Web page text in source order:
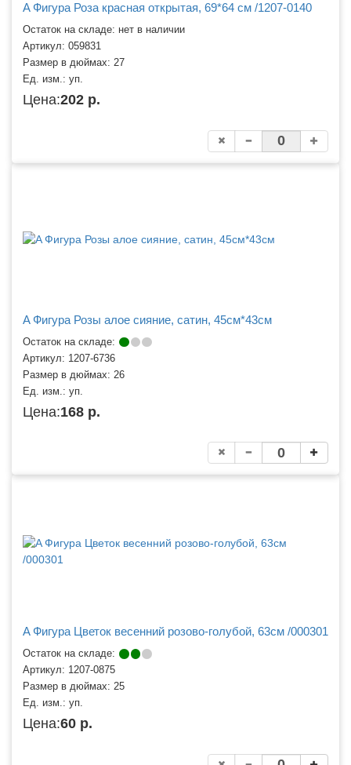
A Фигура Роза красная открытая, 69*64 см /1207-0140
Остаток на складе: нет в наличии
Артикул: 059831
Размер в дюймах: 27
Ед. изм.: уп.
Цена:202 р.
A Фигура Розы алое сияние, сатин, 45см*43см
Остаток на складе:
Артикул: 1207-6736
Размер в дюймах: 26
Ед. изм.: уп.
Цена:168 р.
A Фигура Цветок весенний розово-голубой, 63см /000301
Остаток на складе:
Артикул: 1207-0875
Размер в дюймах: 25
Ед. изм.: уп.
Цена:60 р.